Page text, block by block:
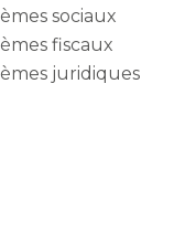
sociaux
fiscaux
juridiques